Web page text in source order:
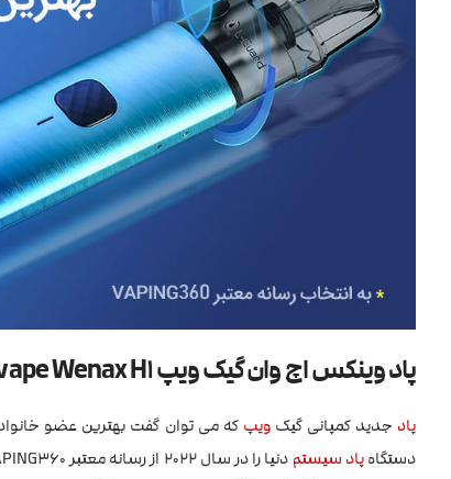
پاد وینکس اچ وان گیک ویپ Geekvape Wenax H1
پاد جدید کمپانی گیکویپ
دستگاهپاد سیستم